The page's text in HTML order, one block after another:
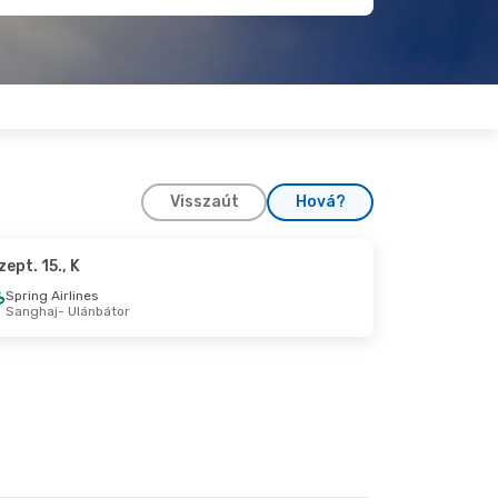
Visszaút Hová?
15., K
Spring Airlines
Sanghaj- Ulánbátor